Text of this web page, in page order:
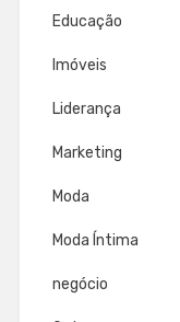
Educação
Imóveis
Liderança
Marketing
Moda
Moda Íntima
negócio